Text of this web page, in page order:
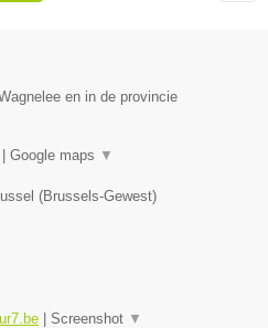
en in de provincie
| Google maps ▼
(Brussels-Gewest)
| Screenshot ▼